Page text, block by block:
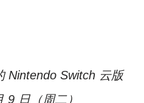
Nintendo Switch 云版
9 日（周二）